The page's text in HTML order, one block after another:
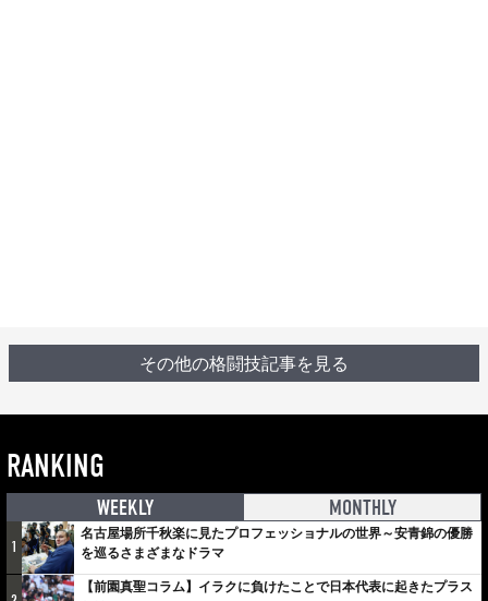
その他の格闘技記事を見る
RANKING
WEEKLY MONTHLY
1
名古屋場所千秋楽に見たプロフェッショナルの世界～安青錦の優勝
を巡るさまざまなドラマ
【前園真聖コラム】イラクに負けたことで日本代表に起きたプラス